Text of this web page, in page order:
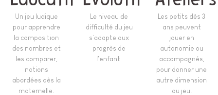
Un jeu ludique
pour apprendre
la composition
des nombres et
les comparer,
notions
abordées dès la
maternelle.
Le niveau de
difficulté du jeu
s'adapte aux
progrès de
l'enfant.
Les petits dès 3
ans peuvent
jouer en
autonomie ou
accompagnés,
pour donner une
autre dimension
au jeu.